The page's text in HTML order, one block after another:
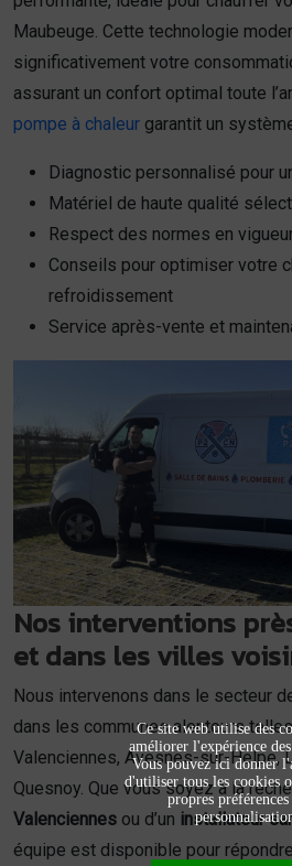
Maubeuge. Cette technologie
significativement votre
assurant un confort optimal toute
pompe à chaleur garantit un
Diagnostic personnalisé pour
Matériel de haute qualité
Respect des normes en
Conseils pour optimiser votre
refroidissement
Service après-vente et
Nos interventions
et dans les villes
Nous intervenons dans le secteur
dans les communes alentours
Valenciennes, Avesnes-sur-Helpe,
Quesnoy. Que vous soyez à la
Valenciennes ou d’un installateur
équipe est disponible pour
Ce site web utilise des
améliorer l'expérience
Vous pouvez ici donner
d'utiliser tous les cookies
propres